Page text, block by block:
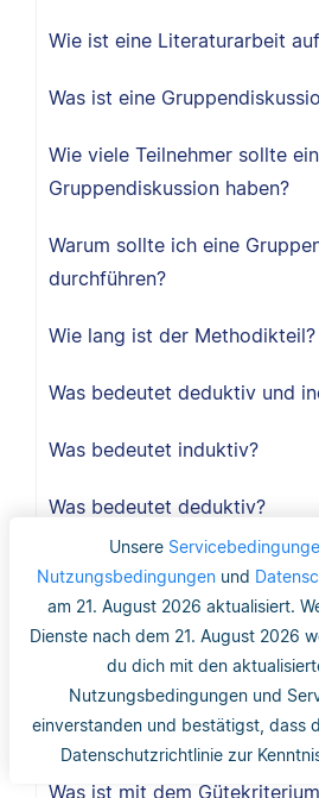
Unsere
Nutzungsbedingungen und
am 21. August 2026 aktualisiert.
Dienste nach dem 21. August 2026
du dich mit den
Nutzungsbedingungen und
einverstanden und bestätigst, dass
Datenschutzrichtlinie zur
Wie ist eine Literaturarbeit
Was ist eine
Wie viele Teilnehmer sollte
Gruppendiskussion haben?
Warum sollte ich eine
durchführen?
Wie lang ist der Methodikteil?
Was bedeutet deduktiv und
Was bedeutet induktiv?
Was bedeutet deduktiv?
Was ist Validität?
Was ist interne Validität?
Was versteht man unter
Was ist die Reliabilität?
Was ist mit dem